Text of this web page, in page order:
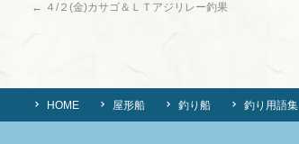
← ４/２(金)カサゴ＆ＬＴアジリレー釣果
HOME 屋形船 釣り船 釣り用語集